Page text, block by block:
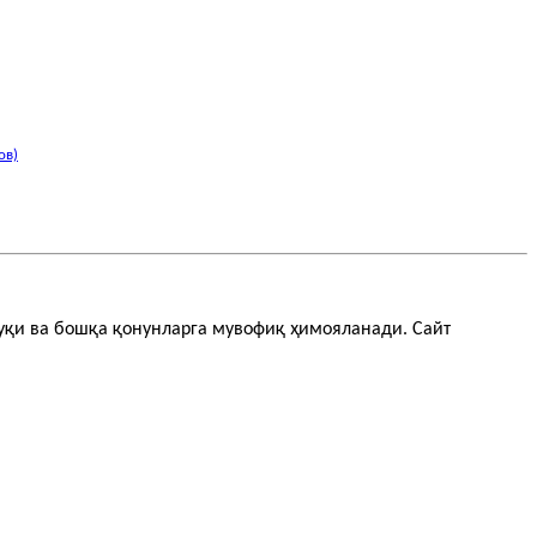
ва бошқа қонунларга мувофиқ ҳимояланади. Сайт